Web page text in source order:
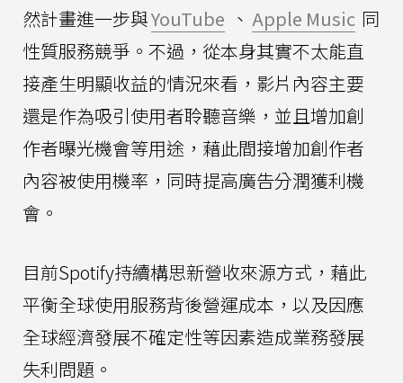
然計畫進一步與YouTube 、 Apple Music 同
性質服務競爭。不過，從本身其實不太能直
接產生明顯收益的情況來看，影片內容主要
還是作為吸引使用者聆聽音樂，並且增加創
作者曝光機會等用途，藉此間接增加創作者
內容被使用機率，同時提高廣告分潤獲利機
會。
目前Spotify持續構思新營收來源方式，藉此
平衡全球使用服務背後營運成本，以及因應
全球經濟發展不確定性等因素造成業務發展
失利問題。